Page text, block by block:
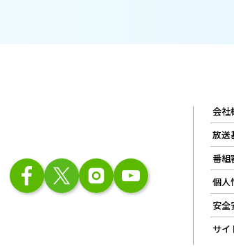
会社
放送
番組
個人
安全
サイ